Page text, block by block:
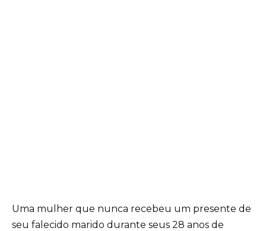
Uma mulher que nunca recebeu um presente de
seu falecido marido durante seus 28 anos de